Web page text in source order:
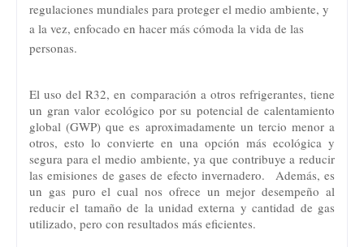
regulaciones mundiales para proteger el medio ambiente, y
a la vez, enfocado en hacer más cómoda la vida de las
personas.
El uso del R32, en comparación a otros refrigerantes, tiene
un gran valor ecológico por su potencial de calentamiento
global (GWP) que es aproximadamente un tercio menor a
otros, esto lo convierte en una opción más ecológica y
segura para el medio ambiente, ya que contribuye a reducir
las emisiones de gases de efecto invernadero. Además, es
un gas puro el cual nos ofrece un mejor desempeño al
reducir el tamaño de la unidad externa y cantidad de gas
utilizado, pero con resultados más eficientes.